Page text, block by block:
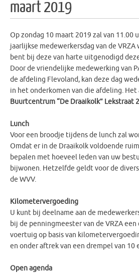
maart 2019
Op zondag 10 maart 2019 zal van 11.00
jaarlijkse medewerkersdag van de VRZA
bent bij deze van harte uitgenodigd
Door de vriendelijke medewerking van
de afdeling Flevoland, kan deze dag
in het onderkomen van die afdeling. Het
Buurtcentrum “De Draaikolk” Lekstraat
Lunch
Voor een broodje tijdens de lunch zal
Omdat er in de Draaikolk voldoende
bepalen met hoeveel leden van uw
bijwonen. Hetzelfde geldt voor de
de WVV.
Kilometervergoeding
U kunt bij deelname aan de
bij de penningmeester van de VRZA
voertuig op basis van
en onder aftrek van een drempel van 10
Open agenda